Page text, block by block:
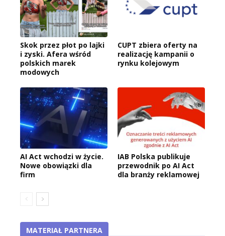
Skok przez płot po lajki
i zyski. Afera wśród
polskich marek
modowych
CUPT zbiera oferty na
realizację kampanii o
rynku kolejowym
AI Act wchodzi w życie.
Nowe obowiązki dla
firm
IAB Polska publikuje
przewodnik po AI Act
dla branży reklamowej
MATERIAŁ PARTNERA